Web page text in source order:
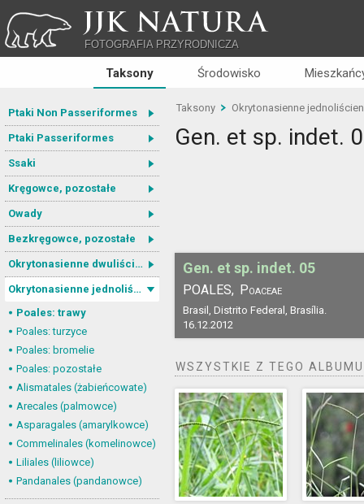
JJK NATURA
FOTOGRAFIA PRZYRODNICZA
Taksony Środowisko
Ptaki Non Passeriformes
Ptaki Passeriformes
Ssaki
Kręgowce, pozostałe
Owady
Bezkręgowce, pozostałe
Okrytonasienne dwuliścienne
Okrytonasienne jednoliścienne
Poales: trawy
Poales: turzyce
Poales: bromelie
Poales: pozostałe
Alismatales (żabieńcowate)
Arecales (palmowce)
Asparagales (amarylkowce)
Commelinales (komelinowce)
Liliales (liliowce)
Pandanales (pandanowce)
Taksony Okrytonasienne
Gen. et sp. indet.
Gen. et sp. indet. 05
POALES, Poaceae
Brasil, Distrito Federal, Brasília.
16.12.2012
WSZYSTKIE Z TEGO ALBUMU